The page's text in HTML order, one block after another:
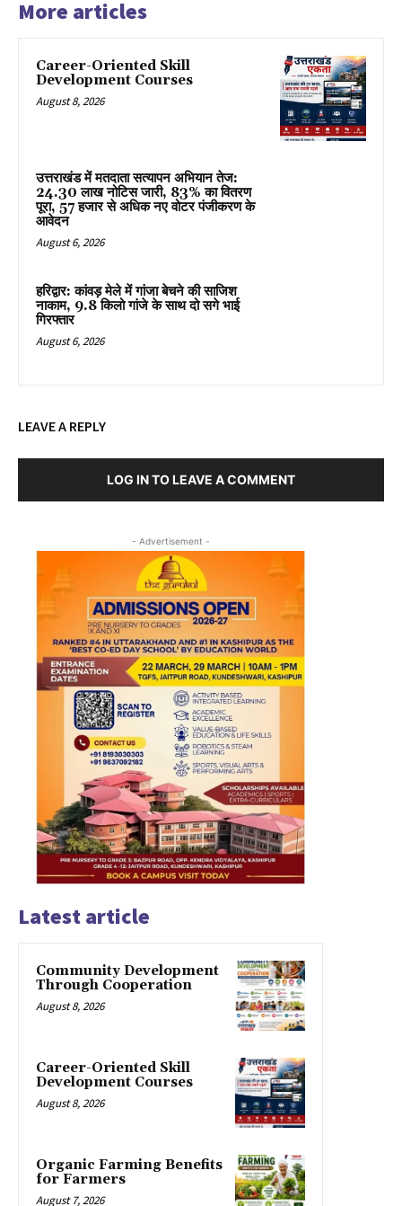
More articles
Career-Oriented Skill
Development Courses
August 8, 2026
उत्तराखंड में मतदाता सत्यापन अभियान तेज:
24.30 लाख नोटिस जारी, 83% का वितरण
पूरा, 57 हजार से अधिक नए वोटर पंजीकरण के
आवेदन
August 6, 2026
हरिद्वार: कांवड़ मेले में गांजा बेचने की साजिश
नाकाम, 9.8 किलो गांजे के साथ दो सगे भाई
गिरफ्तार
August 6, 2026
LEAVE A REPLY
LOG IN TO LEAVE A COMMENT
- Advertisement -
Latest article
Community Development
Through Cooperation
August 8, 2026
Career-Oriented Skill
Development Courses
August 8, 2026
Organic Farming Benefits
for Farmers
August 7, 2026